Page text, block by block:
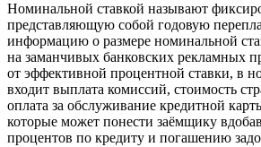
Номинальной ставкой называют
представляющую собой годовую
информацию о размере номинальной
на заманчивых банковских рекламных
от эффективной процентной ставки, в
входит выплата комиссий, стоимость
оплата за обслуживание кредитной
которые может понести заёмщику
процентов по кредиту и погашению